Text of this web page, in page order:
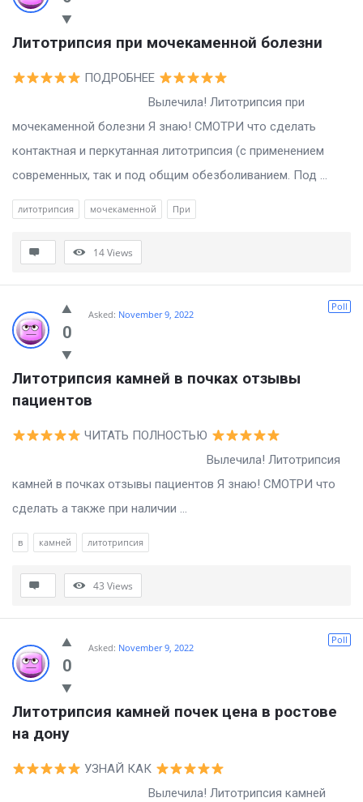
Литотрипсия при мочекаменной болезни
ПОДРОБНЕЕ
Вылечила! Литотрипсия при
мочекаменной болезни Я знаю! СМОТРИ что сделать
контактная и перкутанная литотрипсия (с применением
современных, так и под общим обезболиванием. Под ...
литотрипсия мочекаменной При
14Views
0
Poll
Asked: November 9, 2022
Литотрипсия камней в почках отзывы
пациентов
ЧИТАТЬ ПОЛНОСТЬЮ
Вылечила! Литотрипсия
камней в почках отзывы пациентов Я знаю! СМОТРИ что
сделать а также при наличии ...
в камней литотрипсия
43 Views
0
Poll
Asked: November 9, 2022
Литотрипсия камней почек цена в ростове
на дону
УЗНАЙ КАК
Вылечила! Литотрипсия камней